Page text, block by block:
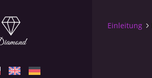
Einleitung